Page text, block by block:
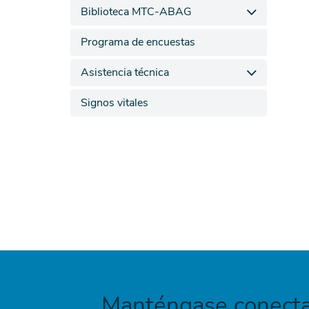
Biblioteca MTC-ABAG
Programa de encuestas
Asistencia técnica
Signos vitales